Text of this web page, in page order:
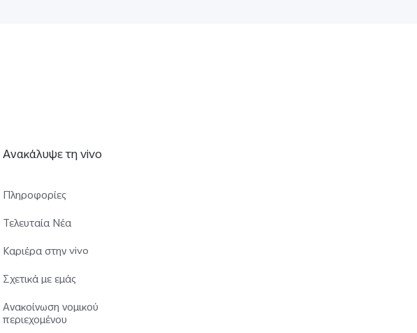
Ανακάλυψε τη vivo
Πληροφορίες
Τελευταία Νέα
Καριέρα στην vivo
Σχετικά με εμάς
Ανακοίνωση νομικού
περιεχομένου